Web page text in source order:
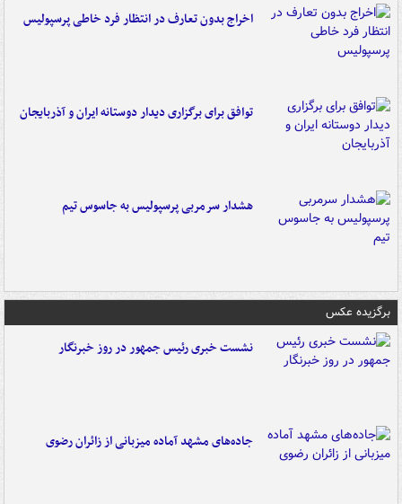
اخراج بدون تعارف در انتظار فرد خاطی پرسپولیس
توافق برای برگزاری دیدار دوستانه ایران و آذربایجان
هشدار سرمربی پرسپولیس به جاسوس تیم
برگزیده عکس
نشست خبری رئیس جمهور در روز خبرنگار
جاده‌های مشهد آماده میزبانی از زائران رضوی